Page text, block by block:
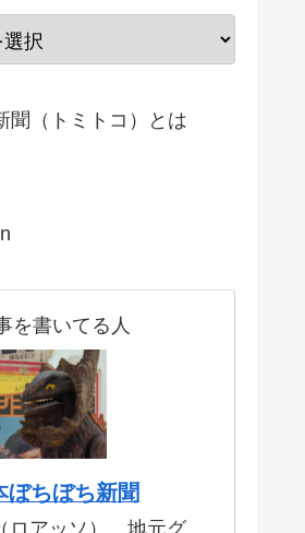
聞（トミトコ）とは
を書いてる人
ぼちぼち新聞